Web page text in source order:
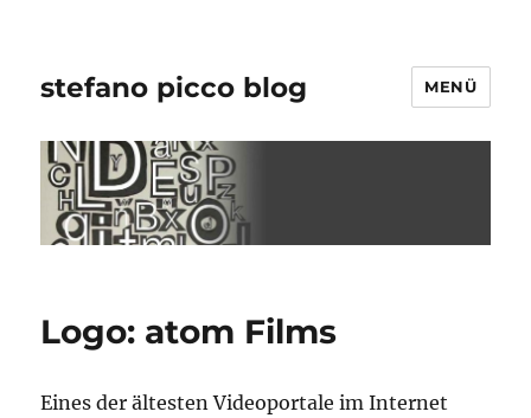
stefano picco blog MENÜ
Logo: atom Films
Eines der ältesten Videoportale im Internet